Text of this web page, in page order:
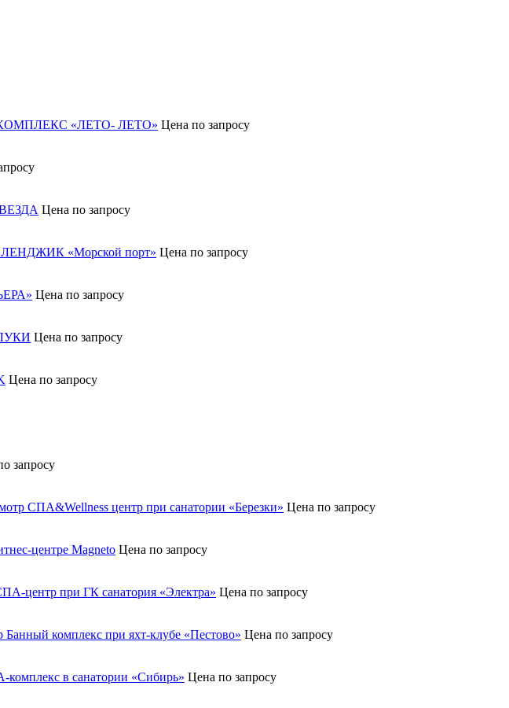
«ЛЕТО- ЛЕТО» Цена по запросу
Цена по запросу
«Морской порт» Цена по запросу
Цена по запросу
Цена по запросу
Цена по запросу
запросу
СПА&Wellness центр при санатории «Березки» Цена по запросу
центре Magneto Цена по запросу
центр при ГК санатория «Электра» Цена по запросу
Банный комплекс при яхт-клубе «Пестово» Цена по запросу
в санатории «Сибирь» Цена по запросу